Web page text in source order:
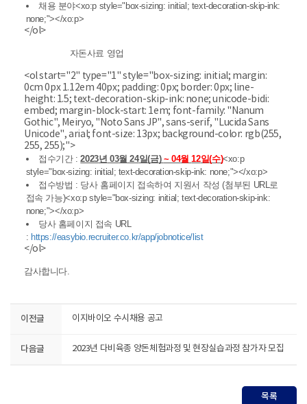
채용 분야<xo:p style="box-sizing: initial; text-decoration-skip-ink:
none;"></xo:p>
</ol>
자돈사료 영업
<ol start="2" type="1" style="box-sizing: initial; margin:
0cm 0px 1.12em 40px; padding: 0px; border: 0px; line-
height: 1.5; text-decoration-skip-ink: none; unicode-bidi:
embed; margin-block-start: 1em; font-family: "Nanum
Gothic", Meiryo, "Noto Sans JP", sans-serif, "Lucida Sans
Unicode", arial; font-size: 13px; background-color: rgb(255,
255, 255);">
접수기간:2023년 03월 24일(금) ~ 04월12일(수)<xo:p
style="box-sizing: initial; text-decoration-skip-ink: none;"></xo:p>
접수방법 : 당사 홈페이지 접속하여 지원서 작성 (첨부된 URL 로
접속 가능)<xo:p style="box-sizing: initial; text-decoration-skip-ink:
none;"></xo:p>
당사 홈페이지 접속 URL
: https://easybio.recruiter.co.kr/app/jobnotice/list
</ol>
감사합니다.
이전글 이지바이오 수시채용 공고
다음글 2023년 다비육종 양돈체험과정 및 현장실습과정 참가자 모집
목록